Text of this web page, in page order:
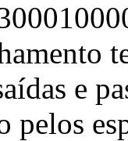
e
pelos